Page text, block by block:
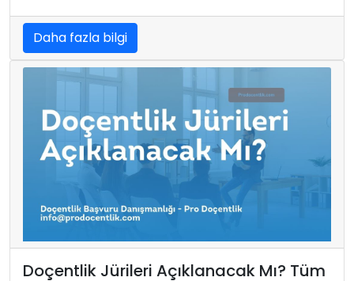
Daha fazla bilgi
Doçentlik Jürileri Açıklanacak Mı? Tüm